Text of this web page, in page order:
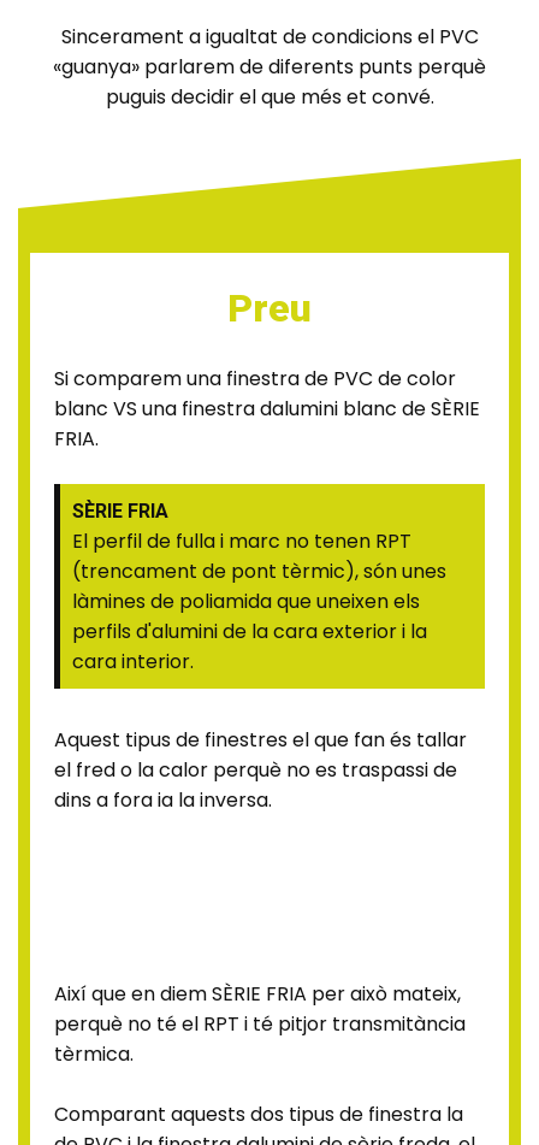
Sincerament a igualtat de condicions el PVC
«guanya» parlarem de diferents punts perquè
puguis decidir el que més et convé.
Preu
Si comparem una finestra de PVC de color
blanc VS una finestra dalumini blanc de SÈRIE
FRIA.
SÈRIE FRIA
El perfil de fulla i marc no tenen RPT
(trencament de pont tèrmic), són unes
làmines de poliamida que uneixen els
perfils d'alumini de la cara exterior i la
cara interior.
Aquest tipus de finestres el que fan és tallar
el fred o la calor perquè no es traspassi de
dins a fora ia la inversa.
Així que en diem SÈRIE FRIA per això mateix,
perquè no té el RPT i té pitjor transmitància
tèrmica.
Comparant aquests dos tipus de finestra la